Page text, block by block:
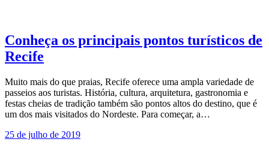
Conheça os principais pontos turísticos de
Recife
Muito mais do que praias, Recife oferece uma ampla variedade de
passeios aos turistas. História, cultura, arquitetura, gastronomia e
festas cheias de tradição também são pontos altos do destino, que é
um dos mais visitados do Nordeste. Para começar, a…
25 de julho de 2019